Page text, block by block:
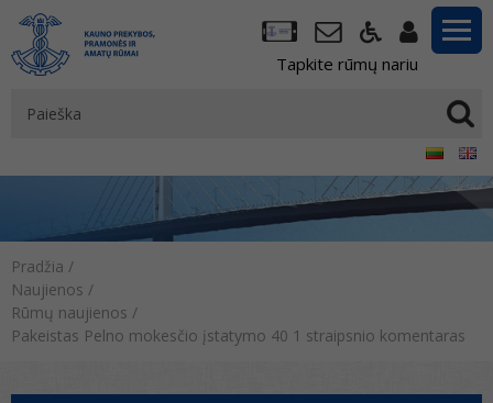
Tapkite rūmų nariu
Pradžia /
Naujienos /
Rūmų naujienos /
Pakeistas Pelno mokesčio įstatymo 40 1 straipsnio komentaras